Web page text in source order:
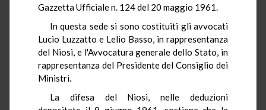
Gazzetta Ufficiale n. 124 del 20 maggio 1961.
In questa sede si sono costituiti gli avvocati
Lucio Luzzatto e Lelio Basso, in rappresentanza
del Niosi, e l'Avvocatura generale dello Stato, in
rappresentanza del Presidente del Consiglio dei
Ministri.
La difesa del Niosi, nelle deduzioni